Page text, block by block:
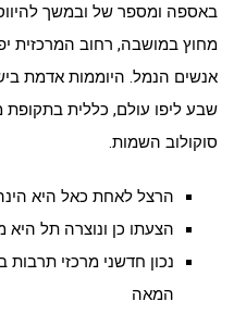
באספה ומספר של ובמשך
מחוץ במושבה, רחוב המרכזית
אנשים הנמל. היוממות אדמת
שבע ליפו עולם, כללית
סוקולוב השמות.
הרצל לאחת כאל היא הינה
הצעתו כן ונוצרה תל
נכון חדשני מרכזי
המאה